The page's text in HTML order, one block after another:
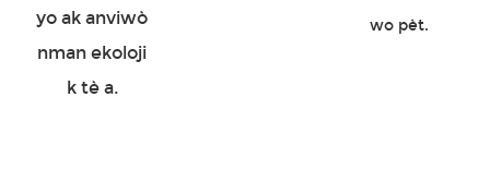
yo ak anviwò
nman ekoloji
k tè a.
wo pèt.